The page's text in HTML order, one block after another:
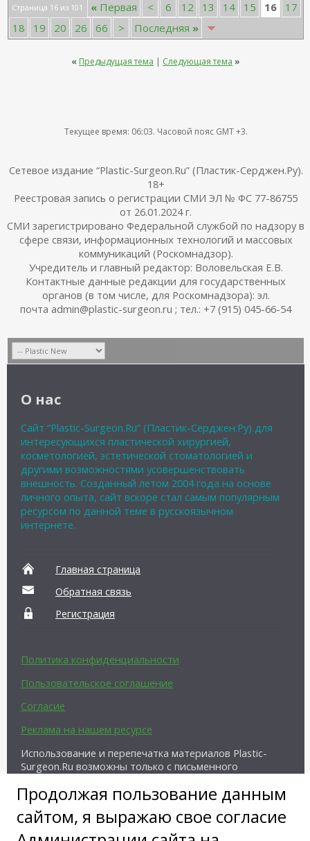
Продолжая пользование данным
сайтом, я выражаю свое согласие
Страница 16 из 101 « Первая < 6 12 13 14 15 16
17
18
19 20 26 66 > Последняя »
« Предыдущая тема | Следующая тема »
Текущее время: 06:03. Часовой пояс GMT +3.
Сетевое издание “Plastic-Surgeon.Ru” (Пластик-Серджен.Ру).
18+
Реестровая запись о регистрации СМИ ЭЛ № ФС 77-86755
от 26.01.2024 г.
СМИ зарегистрировано Федеральной службой по надзору в
сфере связи, информационных технологий и массовых
коммуникаций (Роскомнадзор).
Учредитель и главный редактор: Воловельская Е.В.
Контактные данные редакции для государственных
органов (в том числе, для Роскомнадзора): эл.
почта admin@plastic-surgeon.ru ; тел.: +7 (915) 045-66-54
О нас
Сайт “Plastic-Surgeon.Ru” (Пластик-Серджен.Ру) для
интересующихся пластической хирургией,
косметологией, эстетической стоматологией и
другими возможностями усовершенствовать
внешность. Созданный летом 2004 года на основе
личного опыта, сайт вскоре стал самым популярным
ресурсом по данной теме в русскоязычном
интернете.
Главная страница
Обратная связь
Регистрация
Политика конфиденциальности
Пользовательское соглашение
Согласие
Реклама на нашем ресурсе
Использование и перепечатка материалов Plastic-
Surgeon.Ru возможны только с письменного
активной ссылки на источник.